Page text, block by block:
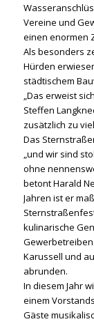
Vereine und
einen enormen
Als besonders
Hürden
städtischem
„Das erweist
Steffen
zusätzlich zu
Das
„und wir sind
ohne
betont Harald
Jahren ist er
kulinarische
Karussell und
abrunden.
In diesem Jahr
einem
Gäste